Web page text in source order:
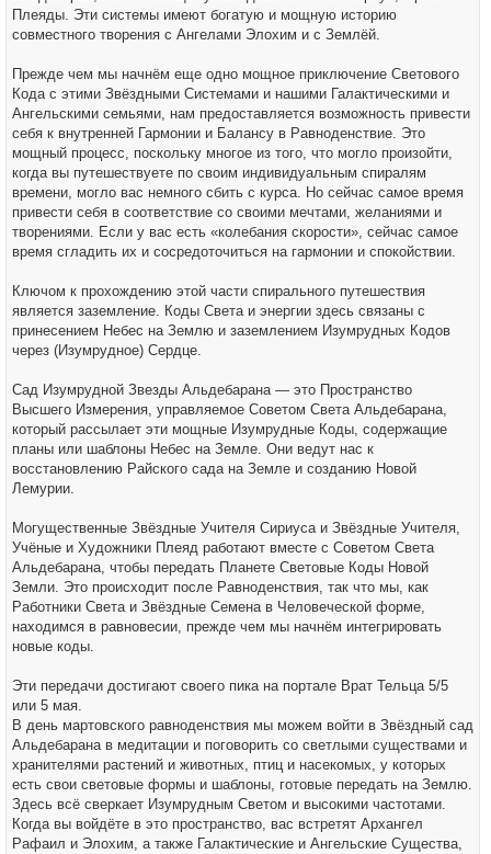
Плеяды. Эти системы имеют богатую и мощную историю
совместного творения с Ангелами Элохим и с Землёй.
Прежде чем мы начнём еще одно мощное приключение Светового
Кода с этими Звёздными Системами и нашими Галактическими и
Ангельскими семьями, нам предоставляется возможность привести
себя к внутренней Гармонии и Балансу в Равноденствие. Это
мощный процесс, поскольку многое из того, что могло произойти,
когда вы путешествуете по своим индивидуальным спиралям
времени, могло вас немного сбить с курса. Но сейчас самое время
привести себя в соответствие со своими мечтами, желаниями и
творениями. Если у вас есть «колебания скорости», сейчас самое
время сгладить их и сосредоточиться на гармонии и спокойствии.
Ключом к прохождению этой части спирального путешествия
является заземление. Коды Света и энергии здесь связаны с
принесением Небес на Землю и заземлением Изумрудных Кодов
через (Изумрудное) Сердце.
Сад Изумрудной Звезды Альдебарана — это Пространство
Высшего Измерения, управляемое Советом Света Альдебарана,
который рассылает эти мощные Изумрудные Коды, содержащие
планы или шаблоны Небес на Земле. Они ведут нас к
восстановлению Райского сада на Земле и созданию Новой
Лемурии.
Могущественные Звёздные Учителя Сириуса и Звёздные Учителя,
Учёные и Художники Плеяд работают вместе с Советом Света
Альдебарана, чтобы передать Планете Световые Коды Новой
Земли. Это происходит после Равноденствия, так что мы, как
Работники Света и Звёздные Семена в Человеческой форме,
находимся в равновесии, прежде чем мы начнём интегрировать
новые коды.
Эти передачи достигают своего пика на портале Врат Тельца 5/5
или 5 мая.
В день мартовского равноденствия мы можем войти в Звёздный сад
Альдебарана в медитации и поговорить со светлыми существами и
хранителями растений и животных, птиц и насекомых, у которых
есть свои световые формы и шаблоны, готовые передать на Землю.
Здесь всё сверкает Изумрудным Светом и высокими частотами.
Когда вы войдёте в это пространство, вас встретят Архангел
Рафаил и Элохим, а также Галактические и Ангельские Существа,